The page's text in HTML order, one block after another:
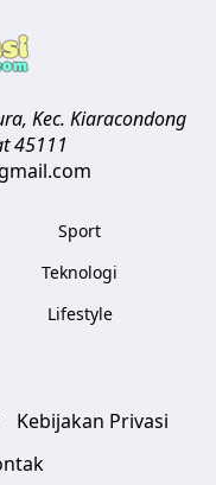
Kec. Kiaracondong
45111
Sport
Teknologi
Lifestyle
Kebijakan Privasi